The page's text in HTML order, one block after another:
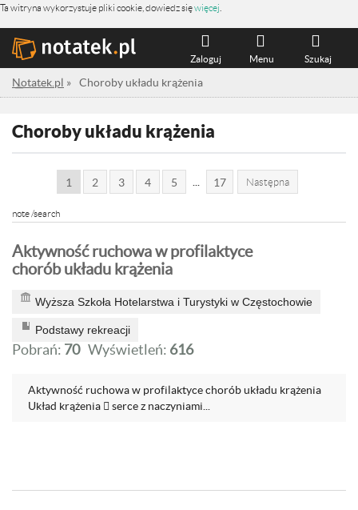
Ta witryna wykorzystuje pliki cookie, dowiedz sięwięcej
Szukaj
Menu
Zaloguj
Notatek.pl » Choroby układu krążenia
Choroby układu krążenia
1 2 3 4 5 17 Następna
note /search
Aktywność ruchowa w profilaktyce
chorób układu krążenia
Wyższa Szkoła Hotelarstwa i Turystyki w Częstochowie
Podstawy rekreacji
Pobrań: 70 Wyświetleń: 616
Aktywność ruchowa w profilaktyce chorób układu krążenia
Układ krążenia  serce z naczyniami...